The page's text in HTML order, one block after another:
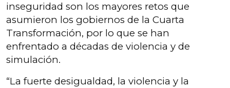
inseguridad son los mayores retos que
asumieron los gobiernos de la Cuarta
Transformación, por lo que se han
enfrentado a décadas de violencia y de
simulación.
“La fuerte desigualdad, la violencia y la